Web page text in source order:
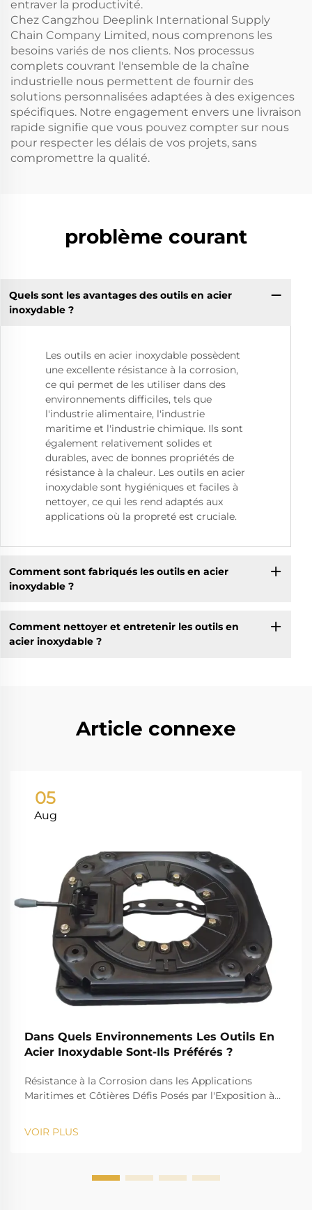
entraver la productivité.
Chez Cangzhou Deeplink International Supply
Chain Company Limited, nous comprenons les
besoins variés de nos clients. Nos processus
complets couvrant l'ensemble de la chaîne
industrielle nous permettent de fournir des
solutions personnalisées adaptées à des exigences
spécifiques. Notre engagement envers une livraison
rapide signifie que vous pouvez compter sur nous
pour respecter les délais de vos projets, sans
compromettre la qualité.
problème courant
Quels sont les avantages des outils en acier
inoxydable ?
Les outils en acier inoxydable possèdent
une excellente résistance à la corrosion,
ce qui permet de les utiliser dans des
environnements difficiles, tels que
l'industrie alimentaire, l'industrie
maritime et l'industrie chimique. Ils sont
également relativement solides et
durables, avec de bonnes propriétés de
résistance à la chaleur. Les outils en acier
inoxydable sont hygiéniques et faciles à
nettoyer, ce qui les rend adaptés aux
applications où la propreté est cruciale.
Comment sont fabriqués les outils en acier
inoxydable ?
Comment nettoyer et entretenir les outils en
acier inoxydable ?
Article connexe
05
Aug
Dans Quels Environnements Les Outils En
Acier Inoxydable Sont-Ils Préférés ?
Résistance à la Corrosion dans les Applications
Maritimes et Côtières Défis Posés par l'Exposition à
pour son action corrosive sur les instruments
VOIR PLUS